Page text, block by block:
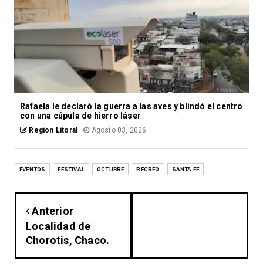
Rafaela le declaró la guerra a las aves y blindó el centro
con una cúpula de hierro láser
Region Litoral Agosto 03, 2026
EVENTOS FESTIVAL OCTUBRE RECREO SANTA FE
Anterior
Localidad de
Chorotis, Chaco.